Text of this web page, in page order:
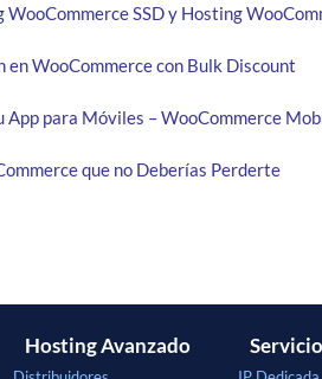
WooCommerce SSD y Hosting
en WooCommerce con Bulk Discount
App para Móviles – WooCommerce
que no Deberías Perderte
Hosting Avanzado